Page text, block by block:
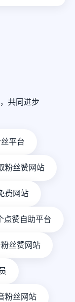
共同进步
平台
粉丝赞网站
费网站
点赞自助平台
丝赞网站
粉丝网站